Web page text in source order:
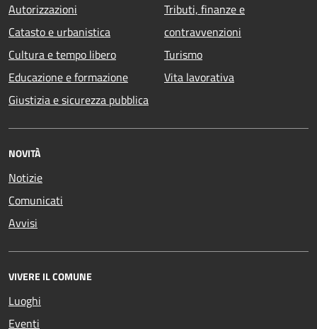
Autorizzazioni
Catasto e urbanistica
Cultura e tempo libero
Educazione e formazione
Giustizia e sicurezza pubblica
Tributi, finanze e
contravvenzioni
Turismo
Vita lavorativa
NOVITÀ
Notizie
Comunicati
Avvisi
VIVERE IL COMUNE
Luoghi
Eventi